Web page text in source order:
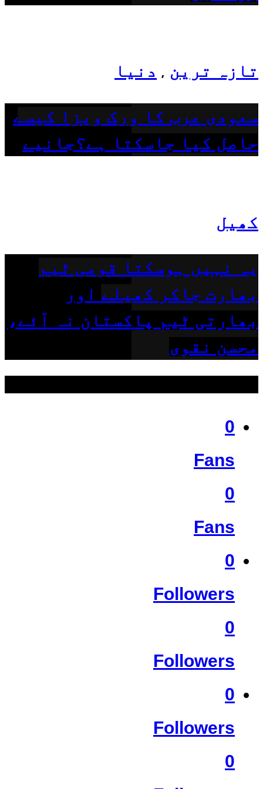
تازہ ترین , دنیا
سعودی عرب کا ورک ویزا کیسے
حاصل کیا جاسکتا ہے؟جانیے
کھیل
یہ نہیں ہوسکتا قومی ٹیم
بھارت جاکر کھیلے اور
بھارتی ٹیم پاکستان نہ آئے،
محسن نقوی
0
Fans
0
Fans
0
Followers
0
Followers
0
Followers
0